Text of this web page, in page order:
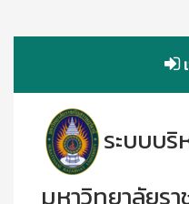
ระบบบริ
มหาวิทยาลัยร